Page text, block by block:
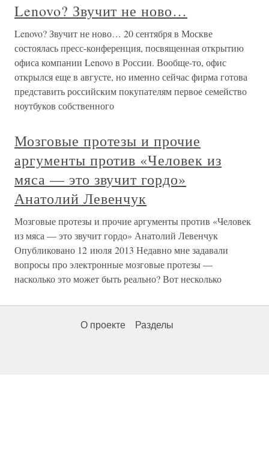
Lenovo? Звучит не ново…
Lenovo? Звучит не ново… 20 сентября в Москве
состоялась пресс-конференция, посвященная открытию
офиса компании Lenovo в России. Вообще-то, офис
открылся еще в августе, но именно сейчас фирма готова
представить российским покупателям первое семейство
ноутбуков собственного
Мозговые протезы и прочие
аргументы против «Человек из
мяса — это звучит гордо»
Анатолий Левенчук
Мозговые протезы и прочие аргументы против «Человек
из мяса — это звучит гордо» Анатолий Левенчук
Опубликовано 12 июля 2013 Недавно мне задавали
вопросы про электронные мозговые протезы —
насколько это может быть реально? Вот несколько
О проекте Разделы